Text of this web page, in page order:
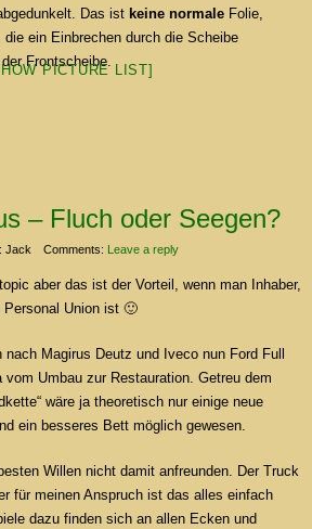
Das ist keine normale Folie,
die ein Einbrechen durch die Scheibe
Frontscheibe.
PICTURE LIST]
– Fluch oder Seegen?
Jack Comments: Leave a reply
aber das ist der Vorteil, wenn man Inhaber,
Union ist 🙂
Magirus Deutz und Iveco nun Ford Full
Umbau zur Restauration. Getreu dem
wäre ja theoretisch nur einige neue
ein besseres Bett möglich gewesen.
Willen nicht damit anfreunden. Der Truck
für meinen Anspruch ist das alles einfach
dazu finden sich an allen Ecken und